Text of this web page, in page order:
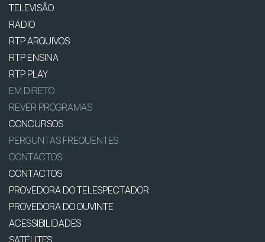
TELEVISÃO
RÁDIO
RTP ARQUIVOS
RTP ENSINA
RTP PLAY
EM DIRETO
REVER PROGRAMAS
CONCURSOS
PERGUNTAS FREQUENTES
CONTACTOS
CONTACTOS
PROVEDORA DO TELESPECTADOR
PROVEDORA DO OUVINTE
ACESSIBILIDADES
SATÉLITES